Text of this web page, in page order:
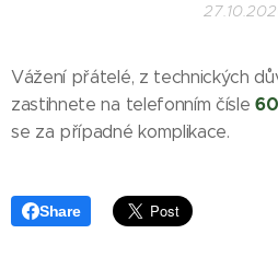
Vážení přátelé, z technických
zastihnete na telefonním čísle
se za případné komplikace.
Share